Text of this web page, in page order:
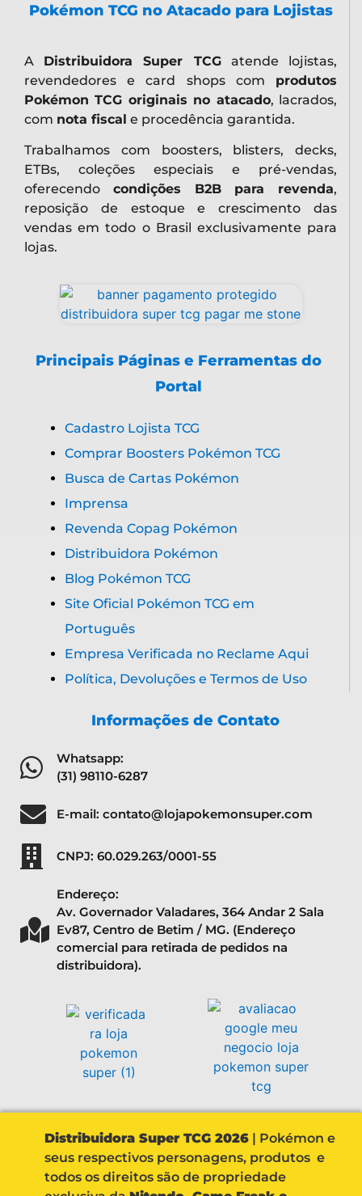
Pokémon TCG no Atacado para Lojistas
A Distribuidora Super TCGatende lojistas,
revendedores e card shops com produtos
Pokémon TCG originais no atacado, lacrados,
com nota fiscal e procedência garantida.
Trabalhamos com boosters, blisters, decks,
ETBs, coleções especiais e pré-vendas,
oferecendo condições B2B para revenda,
reposição de estoque e crescimento das
vendas em todo o Brasil exclusivamente para
lojas.
Principais Páginas e Ferramentas do
Portal
Cadastro Lojista TCG
Comprar Boosters Pokémon TCG
Busca de Cartas Pokémon
Imprensa
Revenda Copag Pokémon
Distribuidora Pokémon
Blog Pokémon TCG
Site Oficial Pokémon TCG em
Português
Empresa Verificada no Reclame Aqui
Política, Devoluções e Termos de Uso
Informações de Contato
Whatsapp:
(31) 98110-6287
E-mail: contato@lojapokemonsuper.com
CNPJ: 60.029.263/0001-55
Endereço:
Av. Governador Valadares, 364 Andar 2 Sala
Ev87, Centro de Betim / MG. (Endereço
comercial para retirada de pedidos na
distribuidora).
Distribuidora Super TCG 2026 | Pokémon e
seus respectivos personagens, produtos e
todos os direitos são de propriedade